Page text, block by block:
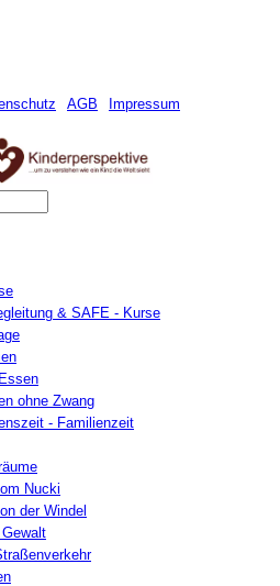
Impressum
AGB
& SAFE - Kurse
ohne Zwang
- Familienzeit
Nucki
der Windel